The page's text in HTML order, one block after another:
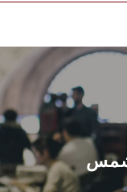
الرئيسيـة
عن الجامعة
القطاعـات شمس